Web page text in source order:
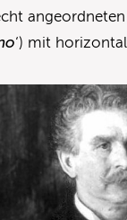
‘) mit